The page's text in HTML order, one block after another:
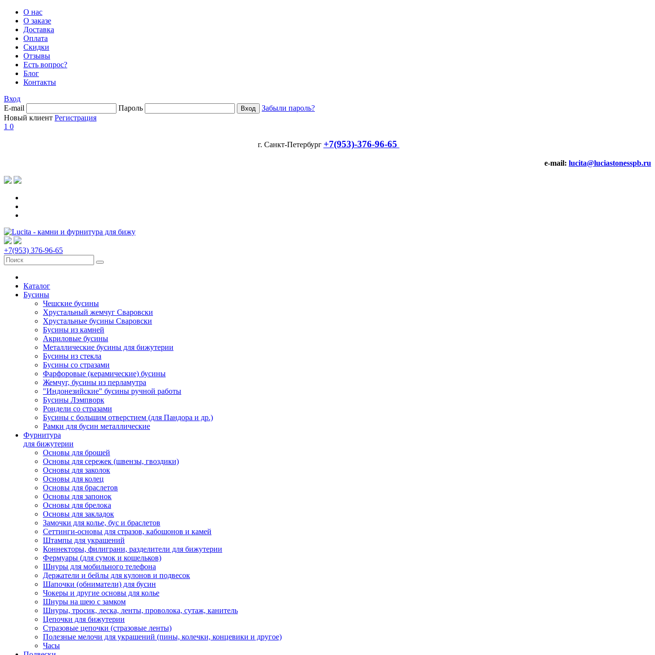
О нас
О заказе
Доставка
Оплата
Скидки
Отзывы
Есть вопрос?
Блог
Контакты
Вход
E-mail
Пароль
Забыли пароль?
Новый клиент Регистрация
1 0
г. Санкт-Петербург +7(953)-376-96-65
e-mail: lucita@luciastonesspb.ru
+7(953) 376-96-65
Каталог
Бусины
Чешские бусины
Хрустальный жемчуг Сваровски
Хрустальные бусины Сваровски
Бусины из камней
Акриловые бусины
Металлические бусины для бижутерии
Бусины из стекла
Бусины со стразами
Фарфоровые (керамические) бусины
Жемчуг, бусины из перламутра
"Индонезийские" бусины ручной работы
Бусины Лэмпворк
Рондели со стразами
Бусины с большим отверстием (для Пандора и др.)
Рамки для бусин металлические
Фурнитура
для бижутерии
Основы для брошей
Основы для сережек (швензы, гвоздики)
Основы для заколок
Основы для колец
Основы для браслетов
Основы для запонок
Основы для брелока
Основы для закладок
Замочки для колье, бус и браслетов
Сеттинги-основы для стразов, кабошонов и камей
Штампы для украшений
Коннекторы, филиграни, разделители для бижутерии
Фермуары (для сумок и кошельков)
Шнуры для мобильного телефона
Держатели и бейлы для кулонов и подвесок
Шапочки (обниматели) для бусин
Чокеры и другие основы для колье
Шнуры на шею с замком
Шнуры, тросик, леска, ленты, проволока, сутаж, канитель
Цепочки для бижутерии
Стразовые цепочки (стразовые ленты)
Полезные мелочи для украшений (пины, колечки, концевики и другое)
Часы